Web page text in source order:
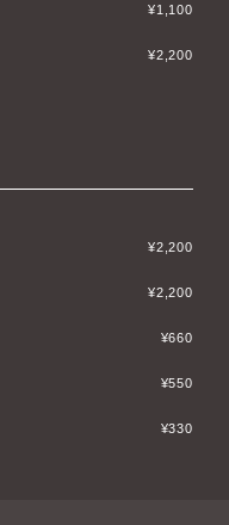
¥1,100
¥2,200
¥2,200
¥2,200
¥660
¥550
¥330